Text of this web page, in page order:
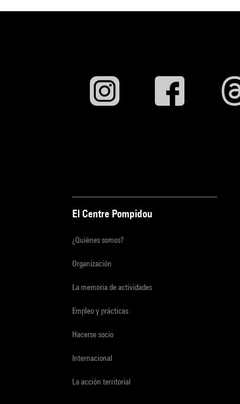
El Centre Pompidou
¿Quiénes somos?
Organización
La memoria de actividades
Empleo y prácticas
Hacerse socio
Internacional
La acción territorial